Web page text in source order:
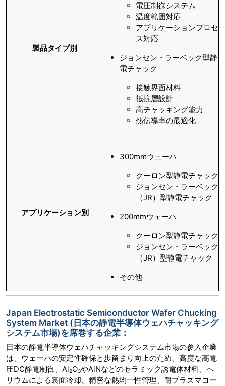
製品タイプ別
電圧制御システム
温度範囲対応
アプリケーションプロセ
ス対応
ジョンセン・ラーベック型静
電チャック
接触界面材料
抵抗層設計
高チャッキング能力
熱伝導率の最適化
アプリケーション別
300mmウェーハ
クーロン型静電チャック
ジョンセン・ラーベック
（JR）型静電チャック
200mmウェーハ
クーロン型静電チャック
ジョンセン・ラーベック
（JR）型静電チャック
その他
Japan Electrostatic Semiconductor Wafer Chucking
System Market (日本の静電半導体ウェハチャッキング
システム市場)を席巻する企業：
日本の静電半導体ウェハチャッキングシステム市場の参入企業
は、ウェーハの安定性確保と歩留まり向上のため、高度な高電
圧DC静電制御、Al₂O₃やAlNなどのセラミック誘電体材料、ヘ
リウムによる裏面冷却、精密な熱均一性管理、耐プラズマコー